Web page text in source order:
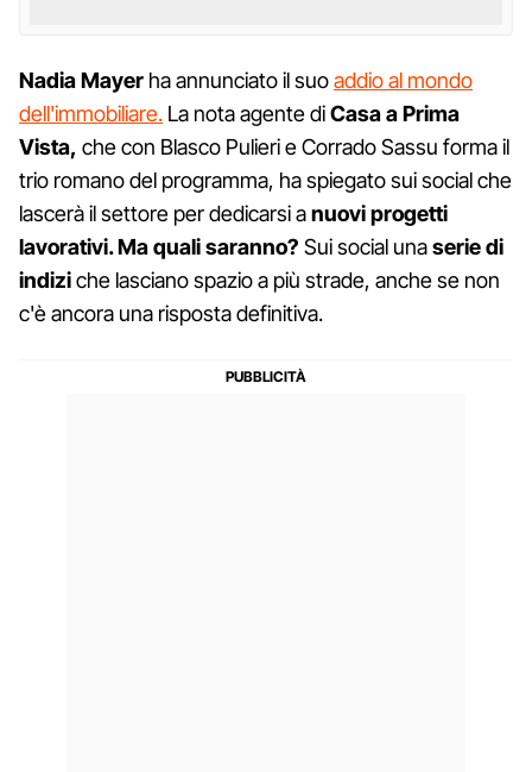
NadiaMayer ha annunciato il suoaddio al mondo
dell'immobiliare. La nota agente diCasa a Prima
Vista, che con Blasco Pulieri e Corrado Sassu forma il
trio romano del programma, ha spiegato sui social che
lascerà il settore per dedicarsi anuovi progetti
lavorativi. Ma quali saranno? Sui social unaserie di
indiziche lasciano spazio a più strade, anche se non
c'è ancora una risposta definitiva.